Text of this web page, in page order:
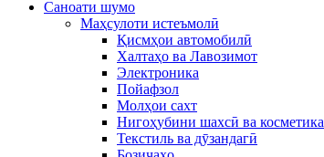
Саноати шумо
Маҳсулоти истеъмолӣ
Қисмҳои автомобилӣ
Халтаҳо ва Лавозимот
Электроника
Пойафзол
Молҳои сахт
Нигоҳубини шахсӣ ва косметика
Текстиль ва дӯзандагӣ